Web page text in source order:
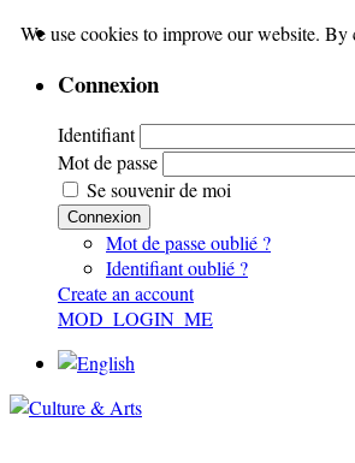
Connexion
Identifiant
Mot de passe
Se souvenir de moi
Connexion
Mot de passe oublié ?
Identifiant oublié ?
Create an account
MOD_LOGIN_ME
We use cookies to improve our website.